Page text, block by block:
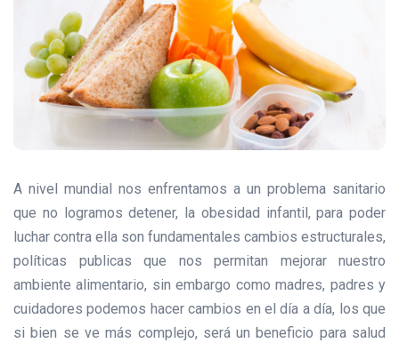
A nivel mundial nos enfrentamos a un problema sanitario
que no logramos detener, la obesidad infantil, para poder
luchar contra ella son fundamentales cambios estructurales,
políticas publicas que nos permitan mejorar nuestro
ambiente alimentario, sin embargo como madres, padres y
cuidadores podemos hacer cambios en el día a día, los que
si bien se ve más complejo, será un beneficio para salud